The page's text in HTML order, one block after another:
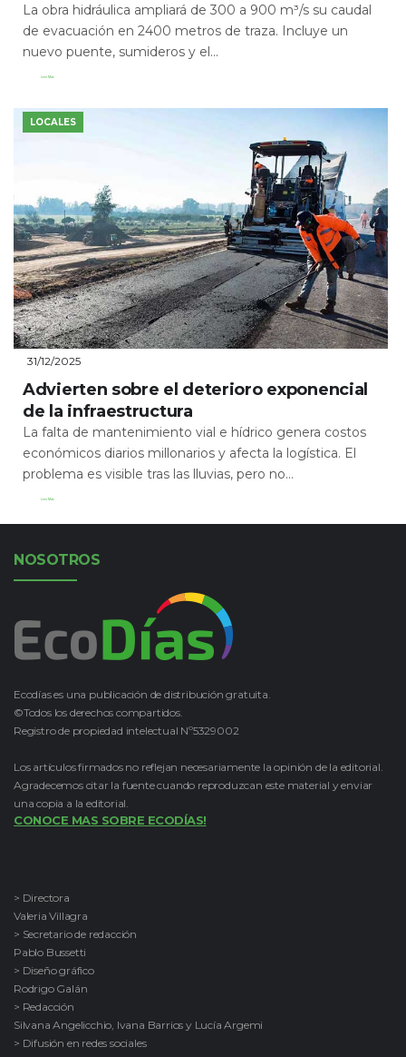
La obra hidráulica ampliará de 300 a 900 m³/s su caudal
de evacuación en 2400 metros de traza. Incluye un
nuevo puente, sumideros y el...
Leer Más
LOCALES
31/12/2025
Advierten sobre el deterioro exponencial
de la infraestructura
La falta de mantenimiento vial e hídrico genera costos
económicos diarios millonarios y afecta la logística. El
problema es visible tras las lluvias, pero no...
Leer Más
NOSOTROS
Ecodías es una publicación de distribución gratuita.
©Todos los derechos compartidos.
Registro de propiedad intelectual Nº5329002
Los artículos firmados no reflejan necesariamente la opinión de la editorial.
Agradecemos citar la fuente cuando reproduzcan este material y enviar
una copia a la editorial.
CONOCE MAS SOBRE ECODÍAS!
> Directora
Valeria Villagra
> Secretario de redacción
Pablo Bussetti
> Diseño gráfico
Rodrigo Galán
> Redacción
Silvana Angelicchio, Ivana Barrios y Lucía Argemi
> Difusión en redes sociales